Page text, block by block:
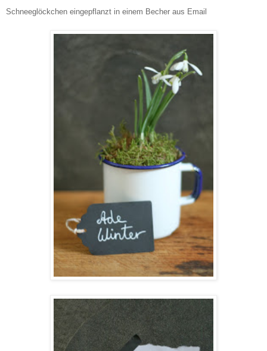
Schneeglöckchen eingepflanzt in einem Becher aus Email